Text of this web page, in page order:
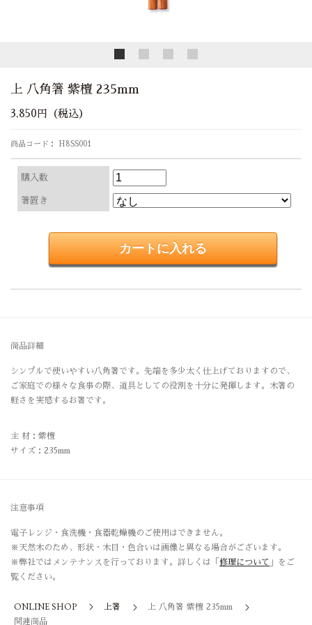
上 八角箸 紫檀 235mm
3,850円（税込）
商品コード： H8SS001
購入数
箸置き
商品詳細
シンプルで使いやすい八角箸です。先端を多少太く仕上げておりますので、
ご家庭での様々な食事の際、道具としての役割を十分に発揮します。木箸の
軽さを実感するお箸です。
主 材：紫檀
サイズ：235mm
注意事項
電子レンジ・食洗機・食器乾燥機のご使用はできません。
※天然木のため、形状・木目・色合いは画像と異なる場合がございます。
※弊社ではメンテナンスを行っております。詳しくは「 修理について 」をご
覧ください。
ONLINE SHOP 上箸
上 八角箸 紫檀 235mm
関連商品